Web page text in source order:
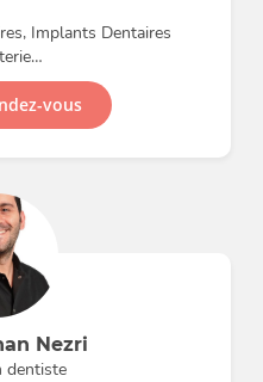
Implants Dentaires
vous
Nezri
dentiste